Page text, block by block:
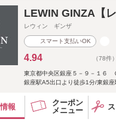
LEWIN GINZA【
レウィン ギンザ
スマート支払いOK
4.94 （78件）
東京都中央区銀座５－９－１６
銀座駅A5出口より徒歩1分/東銀
報
クーポン
メニュー